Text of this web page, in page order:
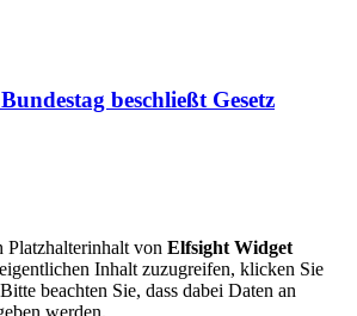
beschließt Gesetz
Platzhalterinhalt von Elfsight Widget
Inhalt zuzugreifen, klicken Sie
beachten Sie, dass dabei Daten an
werden.